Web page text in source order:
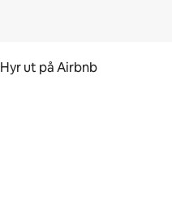
Hyr ut på Airbnb